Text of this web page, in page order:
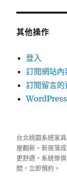
其他操作
登入
訂閱網站
訂閱留言的
台北桃園系統家
屋翻新、新居落
更舒適。 系統傢俱
間，立即預約。